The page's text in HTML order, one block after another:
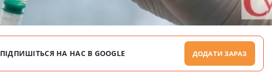
ПІДПИШІТЬСЯ НА НАС В GOOGLE ДОДАТИ ЗАРАЗ